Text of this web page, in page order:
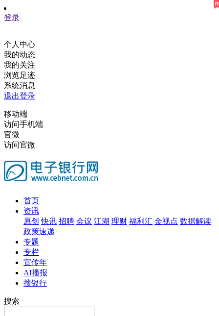
登录
个人中心
我的动态
我的关注
浏览足迹
系统消息
退出登录
移动端
访问手机端
官微
访问官微
首页
资讯
原创 快讯 招聘 会议 江湖 理财 福利汇 金视点 数据解读
政策速递
专题
专栏
宣传年
AI播报
搜银行
搜索